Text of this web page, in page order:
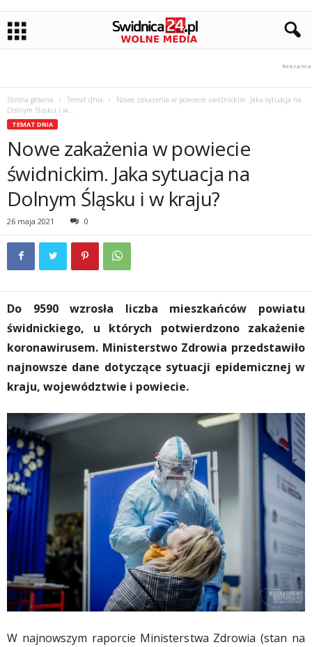
Strona główna Temat dnia
Nowe zakażenia w powiecie świdnickim. Jaka sytuacja na
Dolnym Śląsku i w...
TEMAT DNIA
Nowe zakażenia w powiecie
świdnickim. Jaka sytuacja na
Dolnym Śląsku i w kraju?
26 maja 2021 0
Do 9590 wzrosła liczba mieszkańców powiatu
świdnickiego, u których potwierdzono zakażenie
koronawirusem. Ministerstwo Zdrowia przedstawiło
najnowsze dane dotyczące sytuacji epidemicznej w
kraju, województwie i powiecie.
W najnowszym raporcie Ministerstwa Zdrowia (stan na